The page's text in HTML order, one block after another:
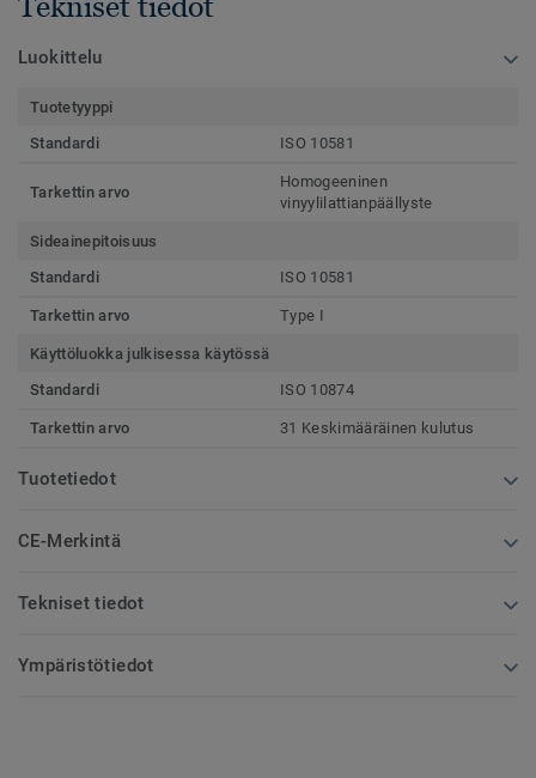
Luokittelu
Tuotetyyppi
Standardi
ISO 10581
Tarkettin arvo
Homogeeninen
vinyylilattianpäällyste
Sideainepitoisuus
Standardi
ISO 10581
Tarkettin arvo Type I
Käyttöluokka julkisessa käytössä
Standardi
ISO 10874
Tarkettin arvo 31 Keskimääräinen kulutus
Tuotetiedot
CE-Merkintä
Tekniset tiedot
Ympäristötiedot